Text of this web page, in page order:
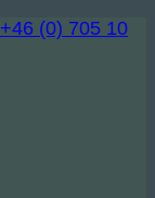
+46 (0) 705 10